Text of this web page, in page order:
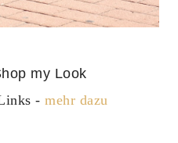
my Look
-mehr dazu